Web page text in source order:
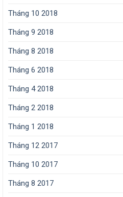
Tháng 10 2018
Tháng 9 2018
Tháng 8 2018
Tháng 6 2018
Tháng 4 2018
Tháng 2 2018
Tháng 1 2018
Tháng 12 2017
Tháng 10 2017
Tháng 8 2017